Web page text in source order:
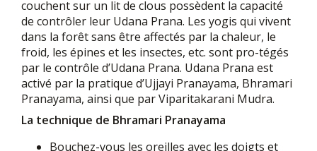
couchent sur un lit de clous possèdent la capacité
de contrôler leur Udana Prana. Les yogis qui vivent
dans la forêt sans être affectés par la chaleur, le
froid, les épines et les insectes, etc. sont pro-tégés
par le contrôle d’Udana Prana. Udana Prana est
activé par la pratique d’Ujjayi Pranayama, Bhramari
Pranayama, ainsi que par Viparitakarani Mudra.
La technique de Bhramari Pranayama
Bouchez-vous les oreilles avec les doigts et